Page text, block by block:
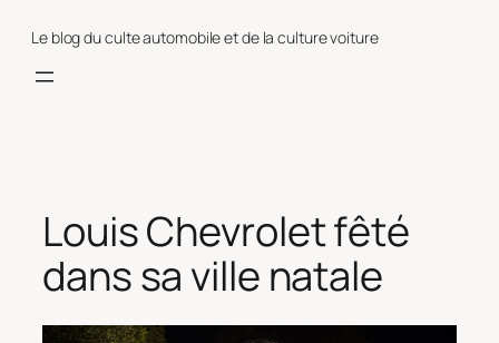
Le blog du culte automobile et de la culture voiture
Louis Chevrolet fêté
dans sa ville natale